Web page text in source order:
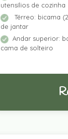
utensílios de cozinha
Térreo: bicama
de jantar
Andar superior:
cama de solteiro